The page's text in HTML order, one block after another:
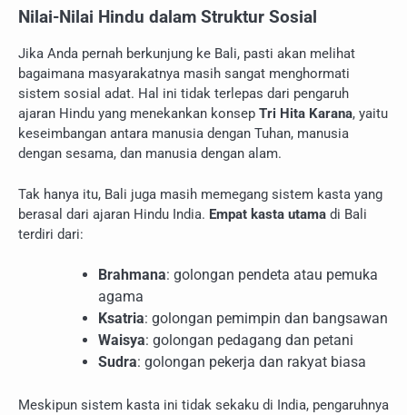
Nilai-Nilai Hindu dalam Struktur Sosial
Jika Anda pernah berkunjung ke Bali, pasti akan melihat
bagaimana masyarakatnya masih sangat menghormati
sistem sosial adat. Hal ini tidak terlepas dari pengaruh
ajaran Hindu yang menekankan konsep Tri Hita Karana, yaitu
keseimbangan antara manusia dengan Tuhan, manusia
dengan sesama, dan manusia dengan alam.
Tak hanya itu, Bali juga masih memegang sistem kasta yang
berasal dari ajaran Hindu India. Empat kasta utama di Bali
terdiri dari:
Brahmana: golongan pendeta atau pemuka
agama
Ksatria: golongan pemimpin dan bangsawan
Waisya: golongan pedagang dan petani
Sudra: golongan pekerja dan rakyat biasa
Meskipun sistem kasta ini tidak sekaku di India, pengaruhnya